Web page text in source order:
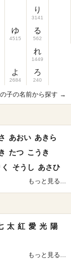
ゆ
4515
よ
2684
り
3141
る
562
れ
1449
ろ
240
子の名前から探す →
あおい あきら
たつ こうき
そうし あさひ
もっと見る...
太 紅 愛 光 陽
もっと見る...